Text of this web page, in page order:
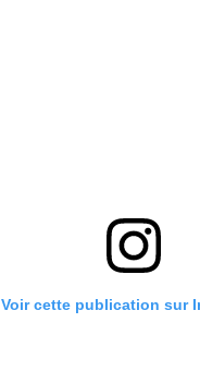
Voir cette publication sur